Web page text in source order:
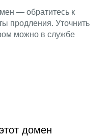
— обратитесь к
продления. Уточнить
можно в службе
домен